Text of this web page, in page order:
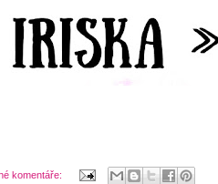
komentáře: